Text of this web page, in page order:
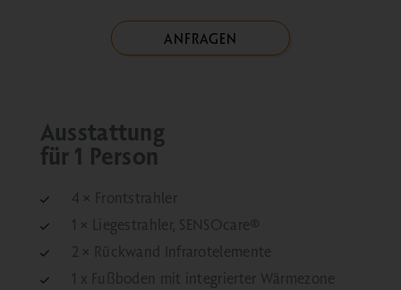
ANFRAGEN
Ausstattung
für 1 Person
4 × Frontstrahler
1 × Liegestrahler, SENSOcare®
2 × Rückwand Infrarotelemente
1 x Fußboden mit integrierter Wärmezone